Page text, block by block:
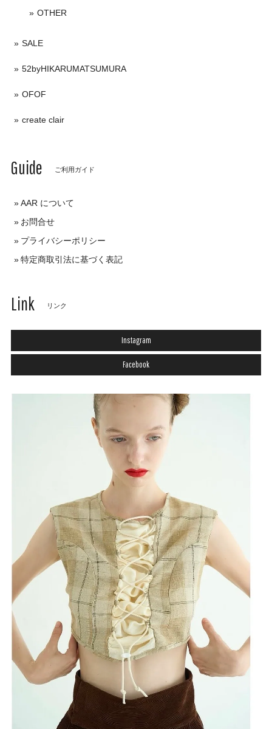
OTHER
SALE
52byHIKARUMATSUMURA
OFOF
create clair
Guide ご利用ガイド
AAR について
お問合せ
プライバシーポリシー
特定商取引法に基づく表記
Link リンク
Instagram
Facebook